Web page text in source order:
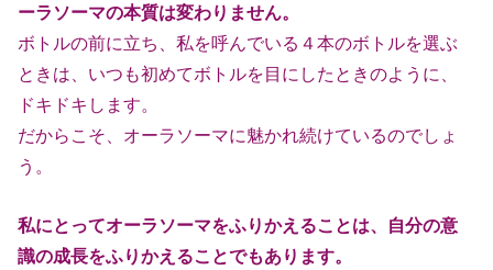
ーラソーマの本質は変わりません。
ボトルの前に立ち、私を呼んでいる４本のボトルを選ぶ
ときは、いつも初めてボトルを目にしたときのように、
ドキドキします。
だからこそ、オーラソーマに魅かれ続けているのでしょ
う。
私にとってオーラソーマをふりかえることは、自分の意
識の成長をふりかえ ることでもあります。